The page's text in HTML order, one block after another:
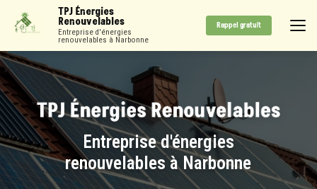
contenu
TPJ Énergies
Renouvelables
Entreprise d'énergies
renouvelables à Narbonne
Rappel gratuit
Entreprise d'énergies
renouvelables à Narbonne